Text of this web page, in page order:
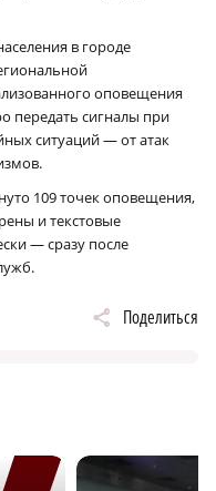
в городе
оповещения
передать сигналы при
ситуаций — от атак
109 точек оповещения,
и текстовые
— сразу после
Поделиться